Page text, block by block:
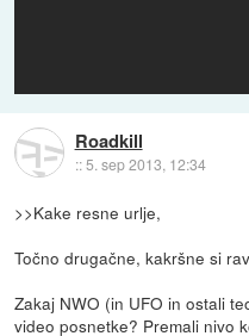
Roadkill
::5. sep 2013, 12:34
>>Kake resne urlje,
Točno drugačne, kakršne si
Zakaj NWO (in UFO in ostali
video posnetke? Premali nivo